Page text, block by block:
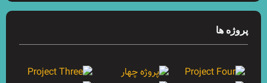
پروژه ها